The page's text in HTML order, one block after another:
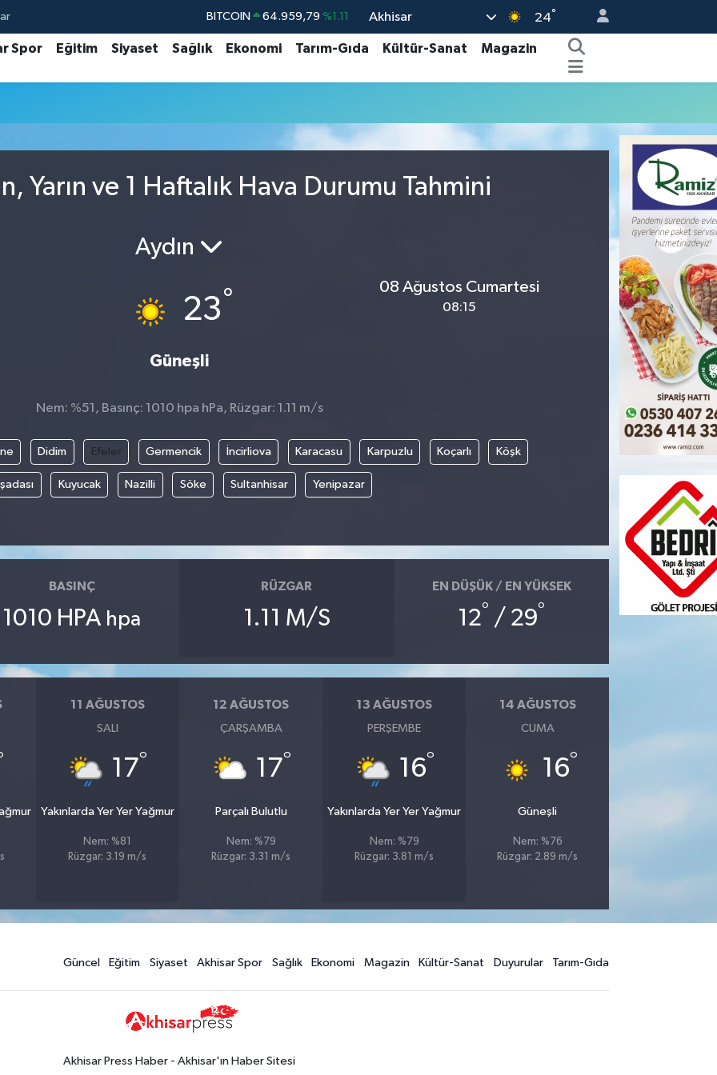
BITCOIN 64.959,79 %1.11
DOLAR 47,7436 %0.18
6660.55 %0.03
Akhisar 24°
Spor Eğitim Siyaset Sağlık Ekonomi Tarım-Gıda Kültür-Sanat
Magazin
Yarın ve 1 Haftalık Hava Durumu Tahmini
Aydın
23°
Güneşli
08 Ağustos Cumartesi
08:15
Nem: %51, Basınç: 1010 hpa hPa, Rüzgar: 1.11 m/s
Didim Efeler Germencik İncirliova Karacasu Karpuzlu Koçarlı Köşk
Kuyucak Nazilli Söke Sultanhisar Yenipazar
BASINÇ
1010 HPA hpa
RÜZGAR
1.11 M/S
EN DÜŞÜK / EN YÜKSEK
12° / 29°
11 AĞUSTOS
SALI
17°
Yakınlarda Yer Yer Yağmur
Nem: %81
Rüzgar: 3.19 m/s
12 AĞUSTOS
ÇARŞAMBA
17°
Parçalı Bulutlu
Nem: %79
Rüzgar: 3.31 m/s
13 AĞUSTOS
PERŞEMBE
16°
Yakınlarda Yer Yer Yağmur
Nem: %79
Rüzgar: 3.81 m/s
14 AĞUSTOS
CUMA
16°
Güneşli
Nem: %76
Rüzgar: 2.89 m/s
Güncel Eğitim Siyaset Akhisar Spor Sağlık Ekonomi Magazin Kültür-Sanat Duyurular Tarım-Gıda
Akhisar Press Haber - Akhisar'ın Haber Sitesi